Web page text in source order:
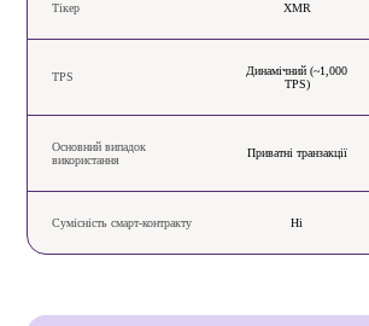
Тікер XMR
TPS
Динамічний (~1,000
TPS)
Основний випадок
використання
Приватні транзакції
Сумісність смарт-контракту Ні